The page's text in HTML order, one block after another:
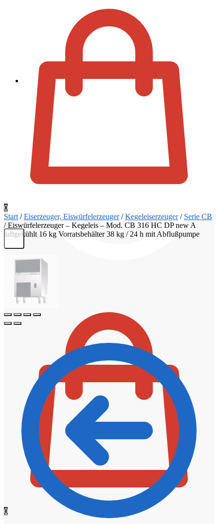
Zur Kassa
0
0
Start /Eiserzeuger, Eiswürfelerzeuger/Kegeleiserzeuger/ Serie CB
/Eiswürfelerzeuger – Kegeleis – Mod. CB 316 HC DP new A
luftgekühlt 16 kg Vorratsbehälter 38 kg / 24 h mit Abflußpumpe